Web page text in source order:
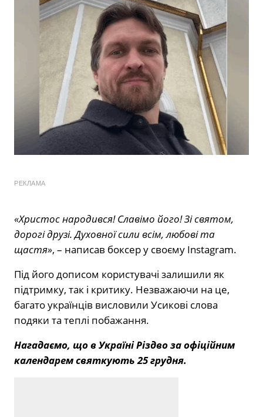
РЕКЛАМА
«Христос народився! Славімо його! Зі святом,
дорогі друзі. Духовної сили всім, любові та
щастя», – написав боксер у своєму Instagram.
Під його дописом користувачі залишили як
підтримку, так і критику. Незважаючи на це,
багато українців висловили Усикові слова
подяки та теплі побажання.
Нагадаємо, що в Україні Різдво за офіційним
календарем святкують 25 грудня.